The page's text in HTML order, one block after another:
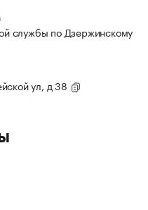
службы по Дзержинскому
ул, д 38